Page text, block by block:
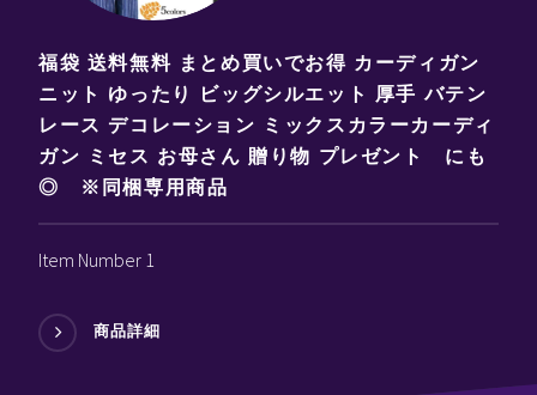
福袋 送料無料 まとめ買いでお得 カーディガン
ニット ゆったり ビッグシルエット 厚手 バテン
レース デコレーション ミックスカラーカーディ
ガン ミセス お母さん 贈り物 プレゼント にも
◎ ※同梱専用商品
Item Number 1
商品詳細